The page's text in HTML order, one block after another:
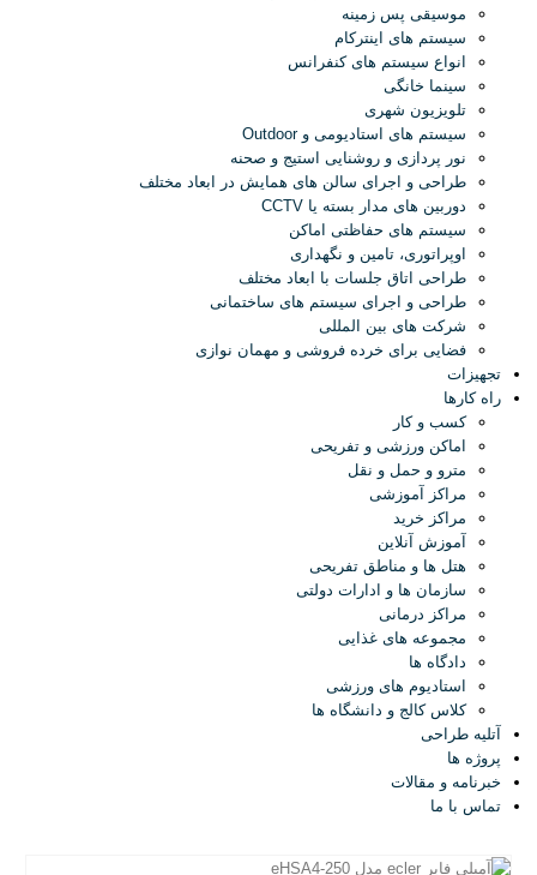
موسیقی پس زمینه
سیستم های اینترکام
انواع سیستم های کنفرانس
سینما خانگی
تلویزیون شهری
سیستم های استادیومی و Outdoor
نور پردازی و روشنایی استیج و صحنه
طراحی و اجرای سالن های همایش در ابعاد مختلف
دوربین های مدار بسته یا CCTV
سیستم های حفاظتی اماکن
اوپراتوری، تامین و نگهداری
طراحی اتاق جلسات با ابعاد مختلف
طراحی و اجرای سیستم های ساختمانی
شرکت های بین المللی
فضایی برای خرده فروشی و مهمان نوازی
تجهیزات
راه کارها
کسب و کار
اماکن ورزشی و تفریحی
مترو و حمل و نقل
مراکز آموزشی
مراکز خرید
آموزش آنلاین
هتل ها و مناطق تفریحی
سازمان ها و ادارات دولتی
مراکز درمانی
مجموعه های غذایی
دادگاه ها
استادیوم های ورزشی
کلاس کالج و دانشگاه ها
آتلیه طراحی
پروژه ها
خبرنامه و مقالات
تماس با ما